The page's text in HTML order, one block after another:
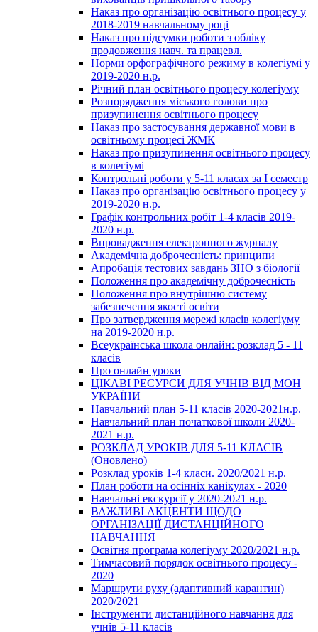
Наказ про організацію освітнього процесу у
2018-2019 навчальному році
Наказ про підсумки роботи з обліку
продовження навч. та працевл.
Норми орфографічного режиму в колегіумі у
2019-2020 н.р.
Річний план освітнього процесу колегіуму
Розпорядження міського голови про
призупинення освітнього процесу
Наказ про застосування державної мови в
освітньому процесі ЖМК
Наказ про призупинення освітнього процесу
в колегіумі
Контрольні роботи у 5-11 класах за І семестр
Наказ про організацію освітнього процесу у
2019-2020 н.р.
Графік контрольних робіт 1-4 класів 2019-
2020 н.р.
Впровадження електронного журналу
Академічна доброчесність: принципи
Апробація тестових завдань ЗНО з біології
Положення про академічну доброчесність
Положення про внутрішню систему
забезпечення якості освіти
Про затвердження мережі класів колегіуму
на 2019-2020 н.р.
Всеукраїнська школа онлайн: розклад 5 - 11
класів
Про онлайн уроки
ЦІКАВІ РЕСУРСИ ДЛЯ УЧНІВ ВІД МОН
УКРАЇНИ
Навчальний план 5-11 класів 2020-2021н.р.
Навчальний план початкової школи 2020-
2021 н.р.
РОЗКЛАД УРОКІВ ДЛЯ 5-11 КЛАСІВ
(Оновлено)
Розклад уроків 1-4 класи. 2020/2021 н.р.
План роботи на осінніх канікулах - 2020
Навчальні екскурсії у 2020-2021 н.р.
ВАЖЛИВІ АКЦЕНТИ ЩОДО
ОРГАНІЗАЦІЇ ДИСТАНЦІЙНОГО
НАВЧАННЯ
Освітня програма колегіуму 2020/2021 н.р.
Тимчасовий порядок освітнього процесу -
2020
Маршрути руху (адаптивний карантин)
2020/2021
Інструменти дистанційного навчання для
учнів 5-11 класів